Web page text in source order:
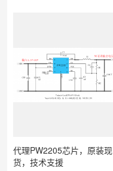
代理PW2205芯片，原装现
货，技术支援